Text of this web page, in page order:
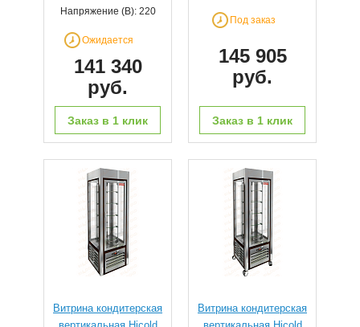
Напряжение (В): 220
Ожидается
141 340
руб.
Заказ в 1 клик
Под заказ
145 905
руб.
Заказ в 1 клик
Витрина кондитерская
Витрина кондитерская